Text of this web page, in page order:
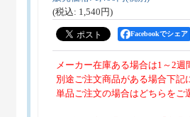
(税込: 1,540円)
Facebookでシェア
メーカー在庫ある場合は1～2週
別途ご注文商品がある場合下記
単品ご注文の場合はどちらをご